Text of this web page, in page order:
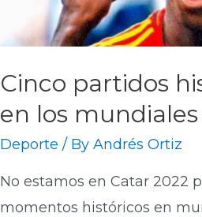
Cinco partidos
en los mundiales
Deporte / ByAndrés Ortiz
No estamos en Catar 2022
momentos históricos en